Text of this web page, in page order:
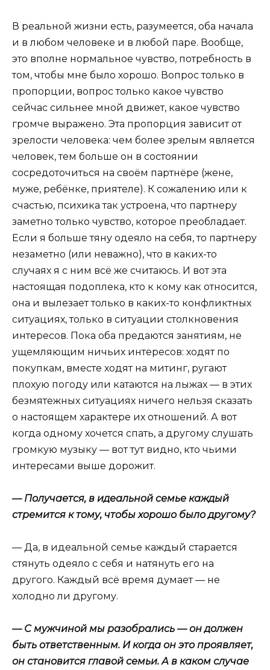
В реальной жизни есть, разумеется, оба начала
и в любом человеке и в любой паре. Вообще,
это вполне нормальное чувство, потребность в
том, чтобы мне было хорошо. Вопрос только в
пропорции, вопрос только какое чувство
сейчас сильнее мной движет, какое чувство
громче выражено. Эта пропорция зависит от
зрелости человека: чем более зрелым является
человек, тем больше он в состоянии
сосредоточиться на своём партнёре (жене,
муже, ребёнке, приятеле). К сожалению или к
счастью, психика так устроена, что партнеру
заметно только чувство, которое преобладает.
Если я больше тяну одеяло на себя, то партнеру
незаметно (или неважно), что в каких-то
случаях я с ним всё же считаюсь. И вот эта
настоящая подоплека, кто к кому как относится,
она и вылезает только в каких-то конфликтных
ситуациях, только в ситуации столкновения
интересов. Пока оба предаются занятиям, не
ущемляющим ничьих интересов: ходят по
покупкам, вместе ходят на митинг, ругают
плохую погоду или катаются на лыжах — в этих
безмятежных ситуациях ничего нельзя сказать
о настоящем характере их отношений. А вот
когда одному хочется спать, а другому слушать
громкую музыку — вот тут видно, кто чьими
интересами выше дорожит.
— Получается, в идеальной семье каждый
стремится к тому, чтобы хорошо было другому?
— Да, в идеальной семье каждый старается
стянуть одеяло с себя и натянуть его на
другого. Каждый всё время думает — не
холодно ли другому.
— С мужчиной мы разобрались — он должен
быть ответственным. И когда он это проявляет,
он становится главой семьи. А в каком случае